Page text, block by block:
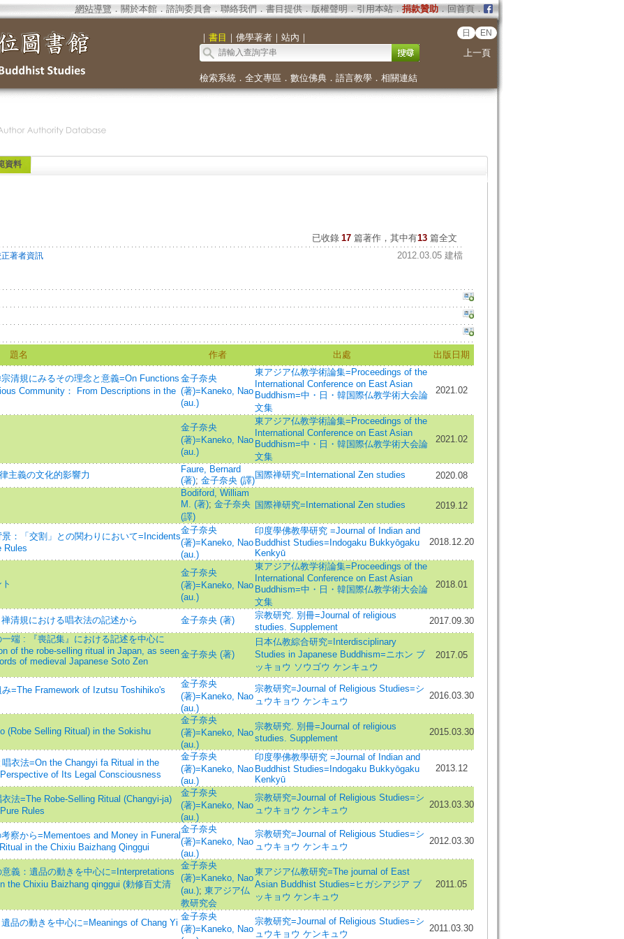
網站導覽 ． 關於本館． 諮詢委員會． 聯絡我們 ． 書目提供． 版權聲明 ． 引用本站． 捐款贊助．回首頁．
｜ 書目 ｜ 佛學著者｜ 站內 ｜ 日 EN
上一頁
檢索系統． 全文專區 ． 數位佛典． 語言教學． 相關連結
資料
已收錄 17 篇著作，其中有13篇全文
著者資訊 2012.03.05 建檔
題名 作者 出處 出版日期
清規にみるその理念と意義=On Functions
Community： From Descriptions in the
金子奈央
(著)=Kaneko, Nao
(au.)
東アジア仏教学術論集=Proceedings of the
International Conference on East Asian
Buddhism=中・日・韓国際仏教学術大会論
文集
2021.02
金子奈央
(著)=Kaneko, Nao
(au.)
東アジア仏教学術論集=Proceedings of the
International Conference on East Asian
Buddhism=中・日・韓国際仏教学術大会論
文集
2021.02
主義の文化的影響力
Faure, Bernard
(著); 金子奈央 (譯)
国際禅研究=International Zen studies 2020.08
Bodiford, William
M. (著); 金子奈央
(譯)
国際禅研究=International Zen studies 2019.12
：「交割」との関わりにおいて=Incidents
Rules
金子奈央
(著)=Kaneko, Nao
(au.)
印度學佛教學研究 =Journal of Indian and
Buddhist Studies=Indogaku Bukkyōgaku
Kenkyū
2018.12.20
金子奈央
(著)=Kaneko, Nao
(au.)
東アジア仏教学術論集=Proceedings of the
International Conference on East Asian
Buddhism=中・日・韓国際仏教学術大会論
文集
2018.01
清規における唱衣法の記述から 金子奈央 (著)
宗教研究. 別冊=Journal of religious
studies. Supplement
2017.09.30
端 : 『喪記集』における記述を中心に
of the robe-selling ritual in Japan, as seen
of medieval Japanese Soto Zen
金子奈央 (著)
日本仏教綜合研究=Interdisciplinary
Studies in Japanese Buddhism=ニホン ブ
ッキョウ ソウゴウ ケンキュウ
2017.05
=The Framework of Izutsu Toshihiko's
金子奈央
(著)=Kaneko, Nao
(au.)
宗教研究=Journal of Religious Studies=シ
ュウキョウ ケンキュウ
2016.03.30
(Robe Selling Ritual) in the Sokishu
金子奈央
(著)=Kaneko, Nao
(au.)
宗教研究. 別冊=Journal of religious
studies. Supplement
2015.03.30
衣法=On the Changyi fa Ritual in the
of Its Legal Consciousness
金子奈央
(著)=Kaneko, Nao
(au.)
印度學佛教學研究 =Journal of Indian and
Buddhist Studies=Indogaku Bukkyōgaku
Kenkyū
2013.12
法=The Robe-Selling Ritual (Changyi-ja)
Rules
金子奈央
(著)=Kaneko, Nao
(au.)
宗教研究=Journal of Religious Studies=シ
ュウキョウ ケンキュウ
2013.03.30
察から=Mementoes and Money in Funeral
in the Chixiu Baizhang Qinggui
金子奈央
(著)=Kaneko, Nao
(au.)
宗教研究=Journal of Religious Studies=シ
ュウキョウ ケンキュウ
2012.03.30
義：遺品の動きを中心に=Interpretations
the Chixiu Baizhang qinggui (勅修百丈清
金子奈央
(著)=Kaneko, Nao
(au.); 東アジア仏
教研究会
東アジア仏教研究=The journal of East
Asian Buddhist Studies=ヒガシアジア ブ
ッキョウ ケンキュウ
2011.05
品の動きを中心に=Meanings of Chang Yi
金子奈央
(著)=Kaneko, Nao
宗教研究=Journal of Religious Studies=シ
ュウキョウ ケンキュウ
2011.03.30